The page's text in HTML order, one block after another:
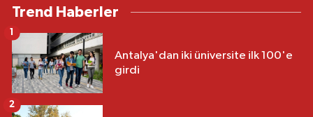
Trend Haberler
Antalya'dan iki üniversite ilk 100'e
girdi
1
2